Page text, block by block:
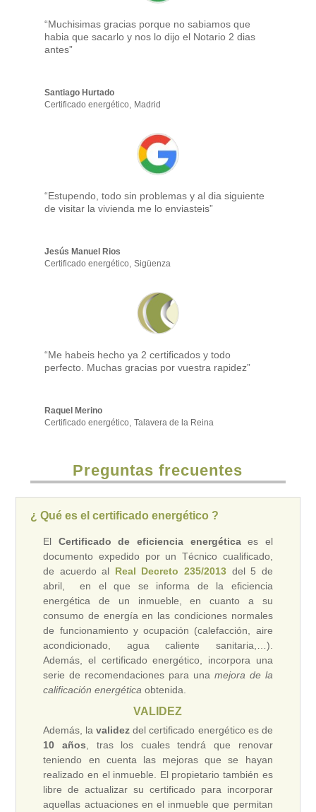
“Muchisimas gracias porque no sabiamos que
habia que sacarlo y nos lo dijo el Notario 2 dias
antes”
Santiago Hurtado
Certificado energético, Madrid
“Estupendo, todo sin problemas y al dia siguiente
de visitar la vivienda me lo enviasteis”
Jesús Manuel Rios
Certificado energético, Sigüenza
“Me habeis hecho ya 2 certificados y todo
perfecto. Muchas gracias por vuestra rapidez”
Raquel Merino
Certificado energético, Talavera de la Reina
Preguntas frecuentes
¿ Qué es el certificado energético ?
El Certificado de eficiencia energéticaes el
documento expedido por un Técnico cualificado,
de acuerdo al Real Decreto 235/2013 del 5 de
abril, en el que se informa de la eficiencia
energética de un inmueble, en cuanto a su
consumo de energía en las condiciones normales
de funcionamiento y ocupación (calefacción, aire
acondicionado, agua caliente sanitaria,…).
Además, el certificado energético, incorpora una
serie de recomendaciones para una mejora de la
calificación energética obtenida.
VALIDEZ
Además, lavalidez del certificado energético es de
10 años , tras los cuales tendrá que renovar
teniendo en cuenta las mejoras que se hayan
realizado en el inmueble. El propietario también es
libre de actualizar su certificado para incorporar
aquellas actuaciones en el inmueble que permitan